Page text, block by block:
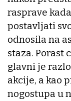
rasprave
postavljati
odnosila na
staza. Porast
glavni je
akcije, a kao
nogostupa u